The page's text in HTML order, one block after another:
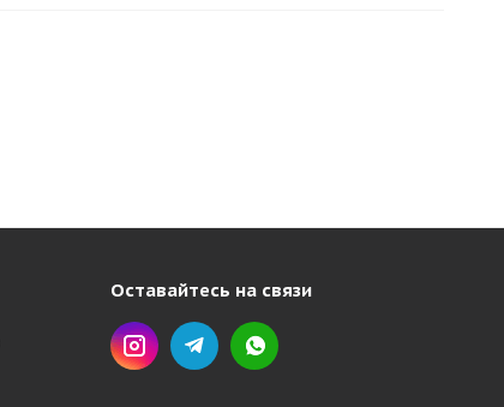
Оставайтесь на связи